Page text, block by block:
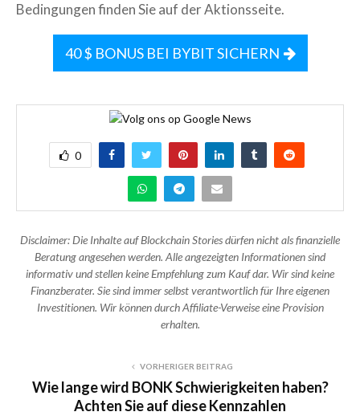
Bedingungen finden Sie auf der Aktionsseite.
40 $ BONUS BEI BYBIT SICHERN
0
Disclaimer: Die Inhalte auf Blockchain Stories dürfen nicht als finanzielle
Beratung angesehen werden. Alle angezeigten Informationen sind
informativ und stellen keine Empfehlung zum Kauf dar. Wir sind keine
Finanzberater. Sie sind immer selbst verantwortlich für Ihre eigenen
Investitionen. Wir können durch Affiliate-Verweise eine Provision
erhalten.
VORHERIGER BEITRAG
Wie lange wird BONK Schwierigkeiten haben?
Achten Sie auf diese Kennzahlen